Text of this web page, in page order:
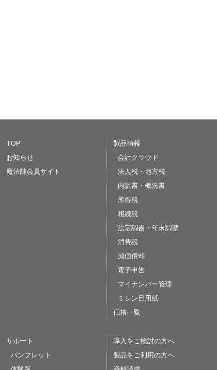
TOP
お知らせ
魔法陣会員サイト
製品情報
会計クラウド
法人税・地方税
内訳書・概況書
所得税
相続税
法定調書・年末調整
消費税
減価償却
電子申告
マイナンバー管理
ミシン目用紙
価格一覧
サポート
パンフレット
導入をご検討の方へ
製品をご利用の方へ